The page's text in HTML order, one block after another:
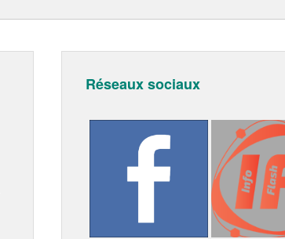
Réseaux sociaux